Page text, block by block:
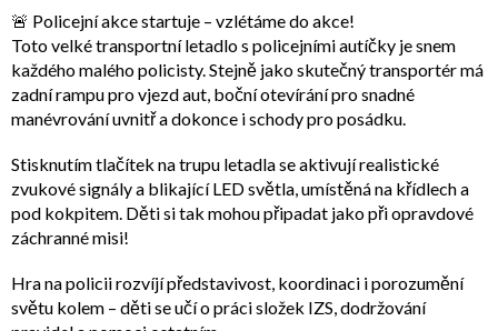
🚨 Policejní akce startuje – vzlétáme do akce!
Totovelké transportní letadlo s policejními autíčky je snem
každého malého policisty. Stejně jako skutečný transportér má
zadní rampu pro vjezd aut, boční otevíránípro snadné
manévrování uvnitř a dokonce ischody pro posádku.
Stisknutím tlačítek na trupu letadla se aktivujírealistické
zvukové signály a blikající LED světla, umístěná na křídlech a
pod kokpitem. Děti si tak mohou připadat jako při opravdové
záchranné misi!
Hra na policii rozvíjípředstavivost, koordinaci i porozumění
světu kolem – děti se učí o práci složek IZS, dodržování